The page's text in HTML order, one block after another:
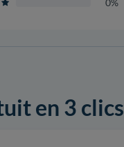
0%
en 3 clics